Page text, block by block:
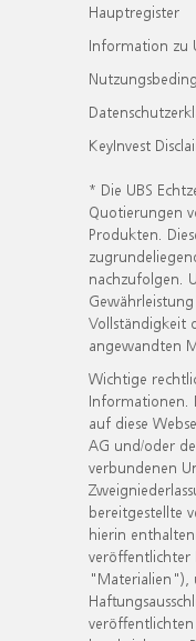
Hauptregister
Information zu
KeyInvest
* Die UBS
Quotierungen
Produkten.
nachzufolgen.
Vollständigkeit
angewandten
Wichtige
Informationen.
auf diese
AG und/oder
verbundenen
bereitgestellte
hierin
veröffentlichter
"Materialien"),